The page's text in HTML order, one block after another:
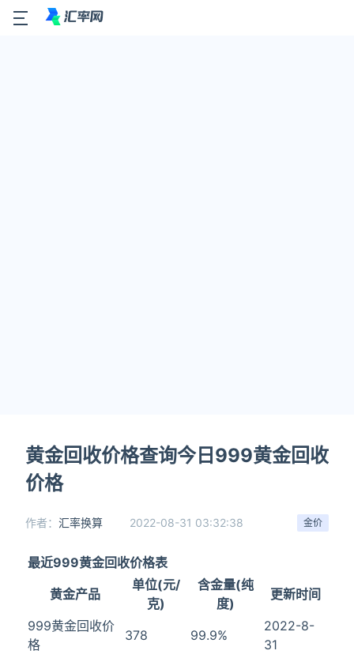
黄金回收价格查询今日999黄金回收
价格
金价
作者： 汇率换算 2022-08-31 03:32:38
最近999黄金回收价格表
黄金产品
单位(元/
克)
含金量(纯
度)
更新时间
999黄金回收价
格
378 99.9%
2022-8-
31